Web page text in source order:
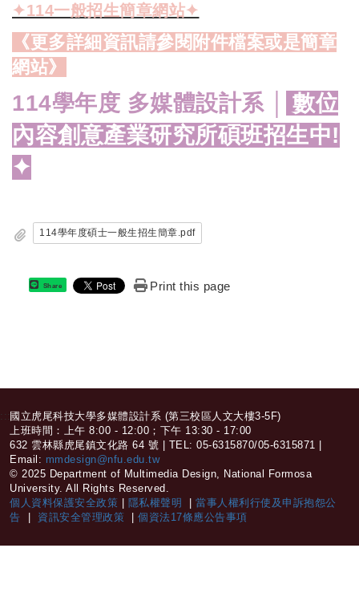
✦114一般招生簡章網站✦
《更多詳細資訊請參閱附件檔案或是簡章
網站》
114學年度 多媒體設計系 │
數位
內容創意產業研究所碩班招生中!
✦
114學年度碩士一般生招生簡章.pdf
Share Print this page
::: 國立虎尾科技大學多媒體設計系 (第三校區人文大樓3-5F)
上班時間：上午 8:00 - 12:00；下午 13:30 - 17:00
632 雲林縣虎尾鎮文化路 64 號 | TEL: 05-6315870/05-6315871 |
Email: mmdesign@nfu.edu.tw
© 2025 Department of Multimedia Design, National Formosa
University. All Rights Reserved.
個人資料保護安全政策
隱私權聲明 |當事人權利行使及申訴抱怨公
告
資訊安全管理政策 |個資法17條應公告事項